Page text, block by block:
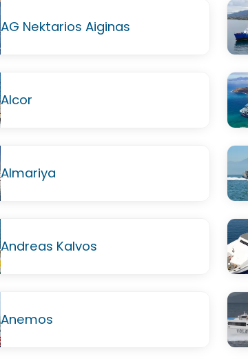
AG Nektarios Aiginas
Alcor
Almariya
Andreas Kalvos
Anemos